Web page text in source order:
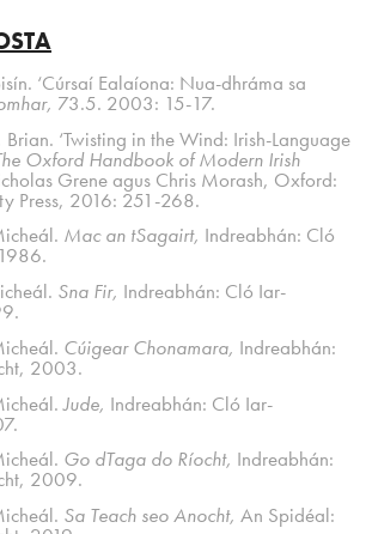
‘Cúrsaí Ealaíona: Nua-dhráma sa
73.5. 2003: 15-17.
‘Twisting in the Wind: Irish-Language
Oxford Handbook of Modern Irish
Grene agus Chris Morash, Oxford:
Press, 2016: 251-268.
Mac an tSagairt, Indreabhán: Cló
Sna Fir, Indreabhán: Cló Iar-
Cúigear Chonamara, Indreabhán:
2003.
Jude, Indreabhán: Cló Iar-
Go dTaga do Ríocht, Indreabhán:
2009.
Sa Teach seo Anocht, An Spidéal: